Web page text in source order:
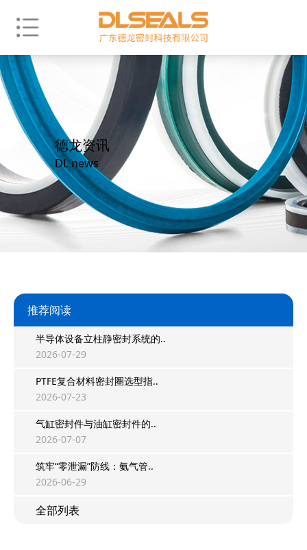
德龙资讯
DL news
推荐阅读
半导体设备立柱静密封系统的..
2026-07-29
PTFE复合材料密封圈选型指..
2026-07-23
气缸密封件与油缸密封件的..
2026-07-07
筑牢“零泄漏”防线：氨气管..
2026-06-29
全部列表